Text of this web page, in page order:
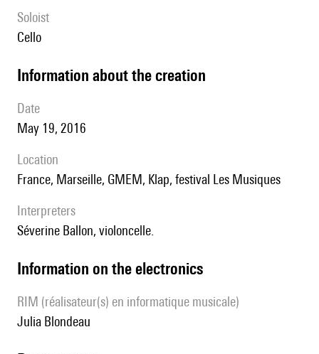
Soloist
cello
information about the creation
date
May 19, 2016
location
France, Marseille, GMEM, Klap, festival Les Musiques
interpreters
Séverine Ballon, violoncelle.
Information on the electronics
RIM (réalisateur(s) en informatique musicale)
Julia Blondeau